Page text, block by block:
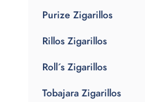
Purize Zigarillos
Rillos Zigarillos
Roll´s Zigarillos
Tobajara Zigarillos